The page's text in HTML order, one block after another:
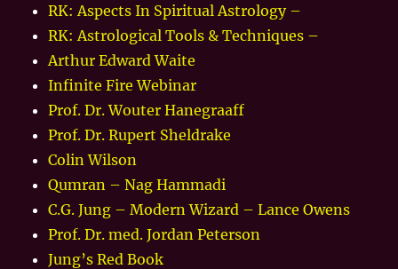
RK: Aspects In Spiritual Astrology –
RK: Astrological Tools & Techniques –
Arthur Edward Waite
Infinite Fire Webinar
Prof. Dr. Wouter Hanegraaff
Prof. Dr. Rupert Sheldrake
Colin Wilson
Qumran – Nag Hammadi
C.G. Jung – Modern Wizard – Lance Owens
Prof. Dr. med. Jordan Peterson
Jung’s Red Book